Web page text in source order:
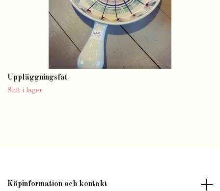
Uppläggningsfat
Slut i lager
Köpinformation och kontakt